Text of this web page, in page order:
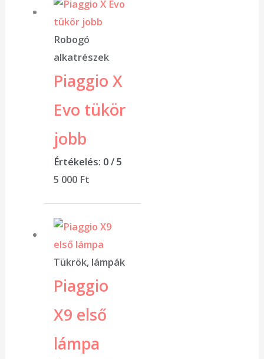
Robogó
alkatrészek
Piaggio X
Evo tükör
jobb
Értékelés: 0/ 5
5 000 Ft
Tükrök, lámpák
Piaggio
X9 első
lámpa